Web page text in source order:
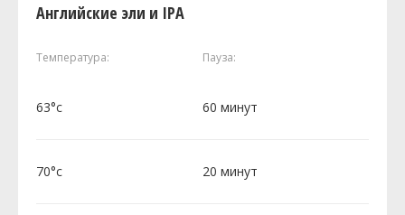
Английские эли и IPA
Температура: Пауза:
63°c 60 минут
70°c 20 минут